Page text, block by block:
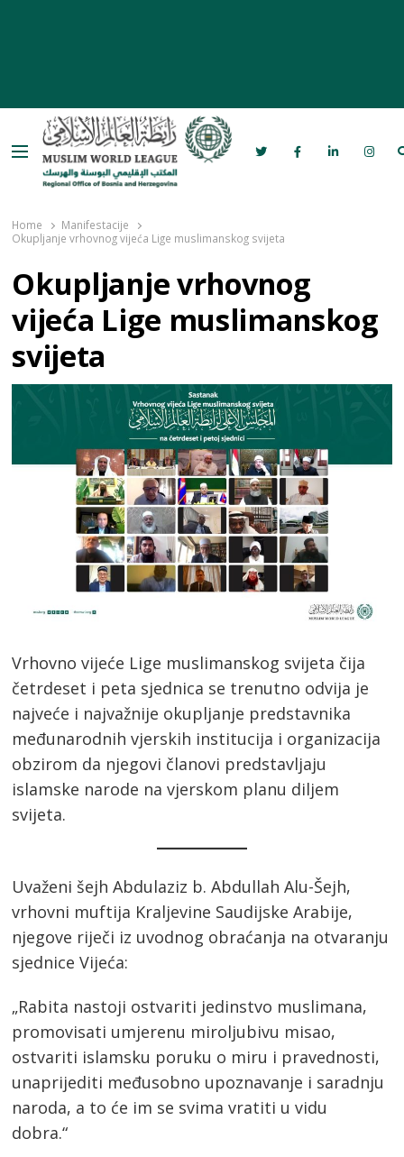
Menu
Bosni i Hercegovini
Home
Manifestacije
Okupljanje vrhovnog vijeća Lige muslimanskog svijeta
Okupljanje vrhovnog
vijeća Lige muslimanskog
svijeta
Vrhovno vijeće Lige muslimanskog svijeta čija
četrdeset i peta sjednica se trenutno odvija je
najveće i najvažnije okupljanje predstavnika
međunarodnih vjerskih institucija i organizacija
obzirom da njegovi članovi predstavljaju
islamske narode na vjerskom planu diljem
svijeta.
Uvaženi šejh Abdulaziz b. Abdullah Alu-Šejh,
vrhovni muftija Kraljevine Saudijske Arabije,
njegove riječi iz uvodnog obraćanja na otvaranju
sjednice Vijeća:
„Rabita nastoji ostvariti jedinstvo muslimana,
promovisati umjerenu miroljubivu misao,
ostvariti islamsku poruku o miru i pravednosti,
unaprijediti međusobno upoznavanje i saradnju
naroda, a to će im se svima vratiti u vidu
dobra.“